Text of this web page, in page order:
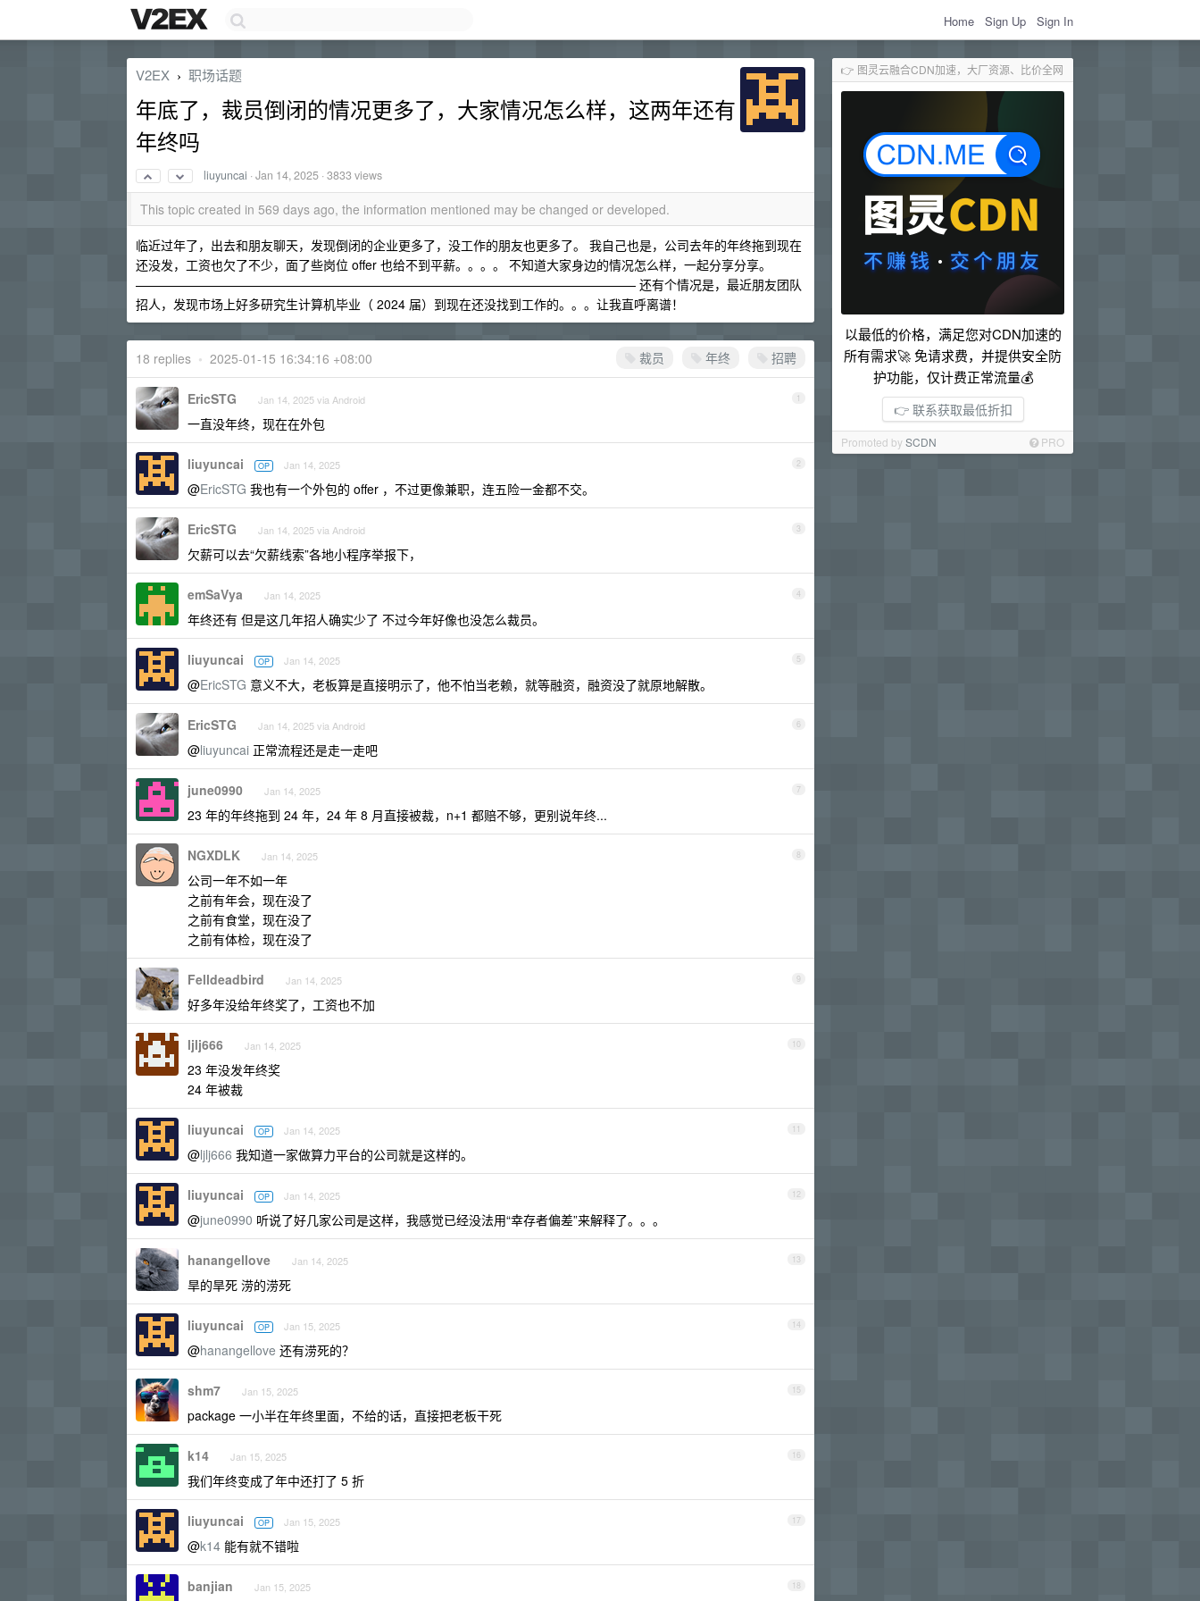
Home Sign Up Sign In
👉 图灵云融合CDN加速，大厂资源、比价全网
以最低的价格，满足您对CDN加速的
所有需求🚀 免请求费，并提供安全防
护功能，仅计费正常流量💰
👉 联系获取最低折扣
Promoted bySCDN PRO
V2EX › 职场话题
年底了，裁员倒闭的情况更多了，大家情况怎么样，这两年还有
年终吗
liuyuncai ·Jan 14, 2025 · 3833 views
This topic created in 569 days ago, the information mentioned may be changed or developed.
临近过年了，出去和朋友聊天，发现倒闭的企业更多了，没工作的朋友也更多了。 我自己也是，公司去年的年终拖到现在
还没发，工资也欠了不少，面了些岗位 offer 也给不到平薪。。。。 不知道大家身边的情况怎么样，一起分享分享。
———————————————————————————————————————— 还有个情况是，最近朋友团队
招人，发现市场上好多研究生计算机毕业（ 2024 届）到现在还没找到工作的。。。让我直呼离谱！
裁员 年终 招聘
18 replies • 2025-01-15 16:34:16 +08:00
1
EricSTG Jan 14, 2025 via Android
一直没年终，现在在外包
2
liuyuncai OP Jan 14, 2025
@EricSTG 我也有一个外包的 offer ，不过更像兼职，连五险一金都不交。
3
EricSTG Jan 14, 2025 via Android
欠薪可以去“欠薪线索”各地小程序举报下，
4
emSaVya Jan 14, 2025
年终还有 但是这几年招人确实少了 不过今年好像也没怎么裁员。
5
liuyuncai OP Jan 14, 2025
@EricSTG 意义不大，老板算是直接明示了，他不怕当老赖，就等融资，融资没了就原地解散。
6
EricSTG Jan 14, 2025 via Android
@liuyuncai 正常流程还是走一走吧
7
june0990 Jan 14, 2025
23 年的年终拖到 24 年，24 年 8 月直接被裁，n+1 都赔不够，更别说年终...
8
NGXDLK Jan 14, 2025
公司一年不如一年
之前有年会，现在没了
之前有食堂，现在没了
之前有体检，现在没了
9
Felldeadbird Jan 14, 2025
好多年没给年终奖了，工资也不加
10
ljlj666 Jan 14, 2025
23 年没发年终奖
24 年被裁
11
liuyuncai OP Jan 14, 2025
@ljlj666 我知道一家做算力平台的公司就是这样的。
12
liuyuncai OP Jan 14, 2025
@june0990 听说了好几家公司是这样，我感觉已经没法用“幸存者偏差”来解释了。。。
13
hanangellove Jan 14, 2025
旱的旱死 涝的涝死
14
liuyuncai OP Jan 15, 2025
@hanangellove 还有涝死的？
15
shm7 Jan 15, 2025
package 一小半在年终里面，不给的话，直接把老板干死
16
k14 Jan 15, 2025
我们年终变成了年中还打了 5 折
17
liuyuncai OP Jan 15, 2025
@k14 能有就不错啦
18
banjian Jan 15, 2025